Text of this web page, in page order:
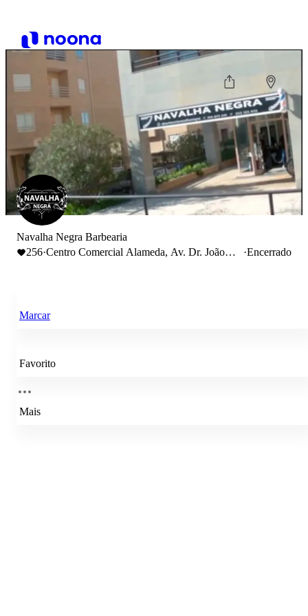
Navalha Negra Barbearia
256·Centro Comercial Alameda, Av. Dr. João
·Encerrado
Marcar
Favorito
Mais